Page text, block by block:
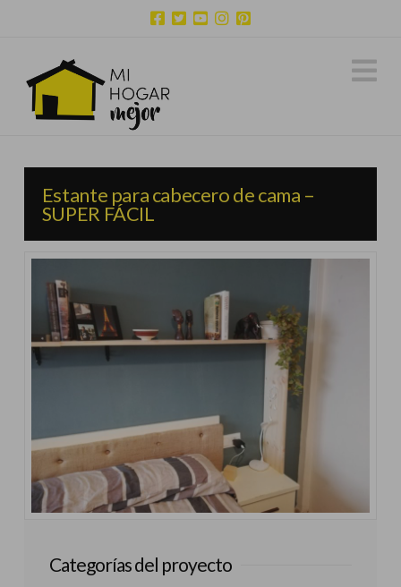
Estante para cabecero de cama –
SUPER FÁCIL
Categorías del proyecto